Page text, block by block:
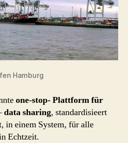
Hamburg
one-stop- Plattform für
data sharing, standardisieert
in einem System, für alle
Echtzeit.